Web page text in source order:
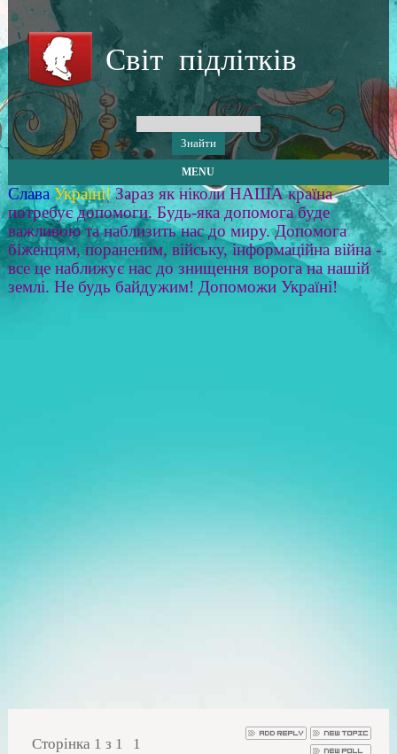
Світ підлітків
MENU
Слава Україні! Зараз як ніколи НАША країна
потребує допомоги. Будь-яка допомога буде
важливою та наблизить нас до миру. Допомога
біженцям, пораненим, війську, інформаційна війна -
все це наближує нас до знищення ворога на нашій
землі. Не будь байдужим! Допоможи Україні!
Сторінка 1 з 1 1